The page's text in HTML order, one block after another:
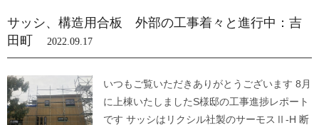
サッシ、構造用合板 外部の工事着々と進行中：吉
田町
2022.09.17
いつもご覧いただきありがとうございます 8月
に上棟いたしましたS様邸の工事進捗レポート
です サッシはリクシル社製のサーモスⅡ-H 断